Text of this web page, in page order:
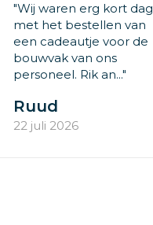
"Wij waren erg kort dag
met het bestellen van
een cadeautje voor de
bouwvak van ons
personeel. Rik an..."
Ruud
22 juli 2026